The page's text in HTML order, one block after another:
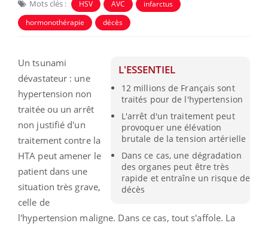
Mots clés : HSV AVC
infarctus
hormonothérapie
décès
L'ESSENTIEL
12 millions de Français sont
traités pour de l'hypertension
L'arrêt d'un traitement peut
provoquer une élévation
brutale de la tension artérielle
Dans ce cas, une dégradation
des organes peut être très
rapide et entraîne un risque de
décès
Un tsunami
dévastateur : une
hypertension non
traitée ou un arrêt
non justifié d'un
traitement contre la
HTA peut amener le
patient dans une
situation très grave,
celle de
l'hypertension maligne. Dans ce cas, tout s'affole. La